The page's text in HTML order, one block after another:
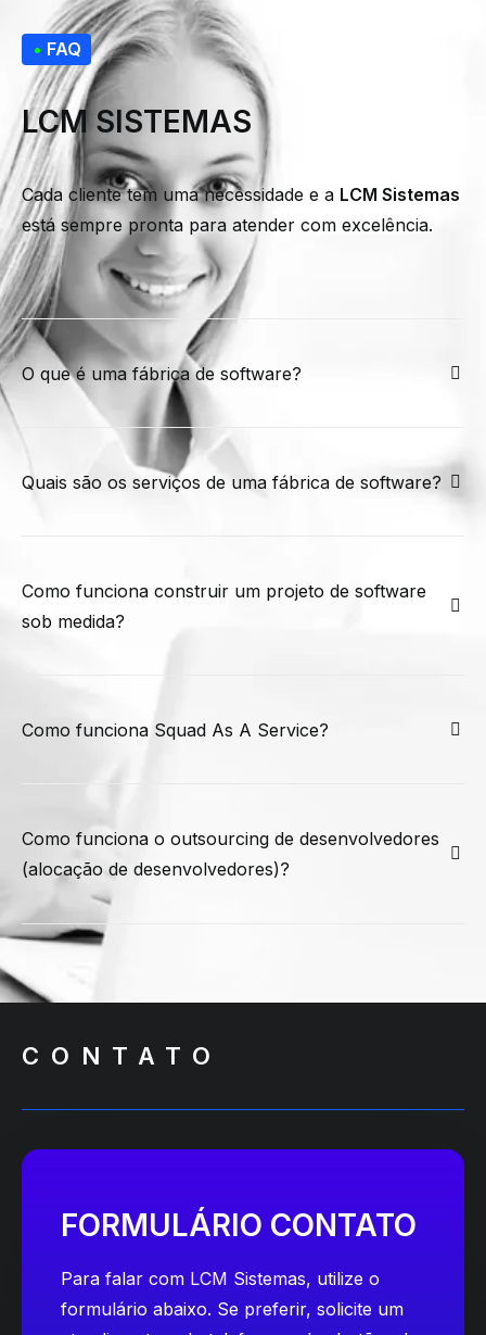
• FAQ
LCM SISTEMAS
Cada cliente tem uma necessidade e a LCM Sistemas
está sempre pronta para atender com excelência.
O que é uma fábrica de software?
Quais são os serviços de uma fábrica de software?
Como funciona construir um projeto de software
sob medida?
Como funciona Squad As A Service?
Como funciona o outsourcing de desenvolvedores
(alocação de desenvolvedores)?
CONTATO
FORMULÁRIO CONTATO
Para falar com LCM Sistemas, utilize o
formulário abaixo. Se preferir, solicite um